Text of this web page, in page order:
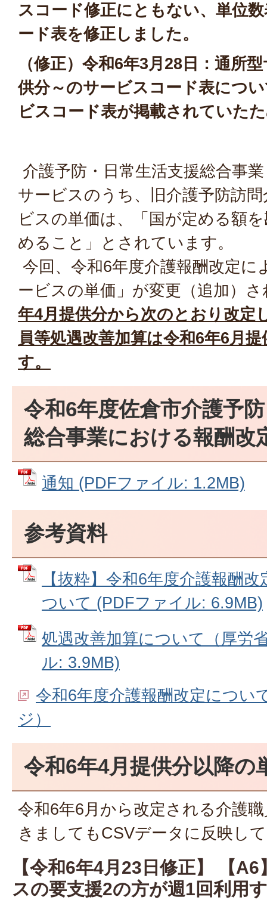
スコード修正にともない、単位
ード表を修正しました。
（修正）令和6年3月28日：通所
供分～のサービスコード表につ
ビスコード表が掲載されていた
介護予防・日常生活支援総合事
サービスのうち、旧介護予防訪
ビスの単価は、「国が定める額
めること」とされています。
今回、令和6年度介護報酬改定に
ービスの単価」が変更（追加）
年4月提供分から次のとおり改定
員等処遇改善加算は令和6年6月
す。
令和6年度佐倉市介護予
総合事業における報酬改
通知 (PDFファイル: 1.2MB)
参考資料
【抜粋】令和6年度介護報酬
ついて (PDFファイル: 6.9MB)
処遇改善加算について（厚労
ル: 3.9MB)
令和6年度介護報酬改定につい
ジ）
令和6年4月提供分以降の
令和6年6月から改定される介護
きましてもCSVデータに反映し
【令和6年4月23日修正】 【
スの要支援2の方が週1回利用